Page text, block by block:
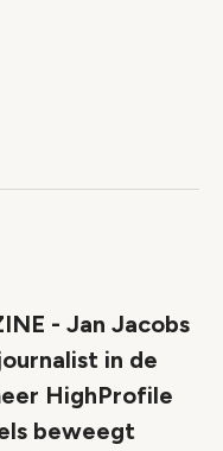
- Jan Jacobs
in de
HighProfile
beweegt